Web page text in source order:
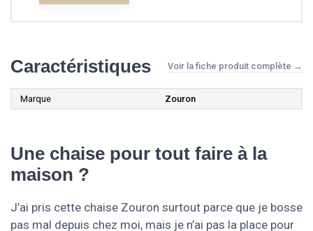
Caractéristiques Voir la fiche produit complète →
Marque Zouron
Une chaise pour tout faire à la
maison ?
J’ai pris cette chaise Zouron surtout parce que je bosse
pas mal depuis chez moi, mais je n’ai pas la place pour